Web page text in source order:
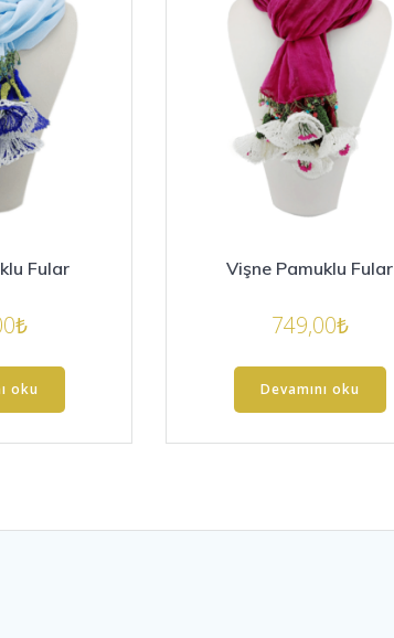
Fular
₺
oku
Vişne Pamuklu Fular
749,00₺
Devamını oku